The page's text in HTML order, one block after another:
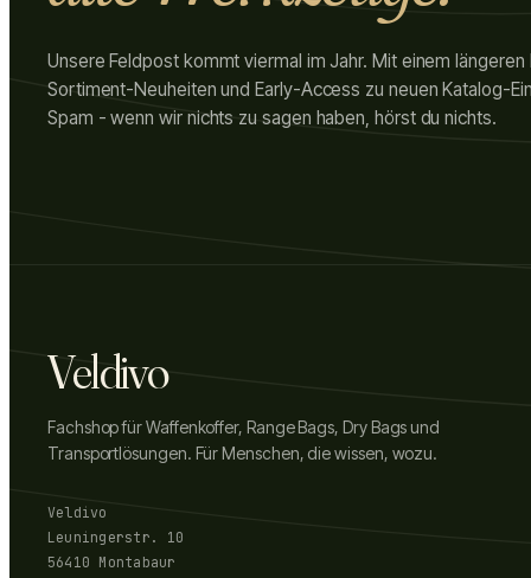
Unsere Feldpost kommt viermal im Jahr. Mit einem längeren
Sortiment-Neuheiten und Early-Access zu neuen Katalog-
Spam - wenn wir nichts zu sagen haben, hörst du nichts.
Veldivo
Fachshop für Waffenkoffer, Range Bags, Dry Bags und
Transportlösungen. Für Menschen, die wissen, wozu.
Veldivo
Leuningerstr. 10
56410 Montabaur